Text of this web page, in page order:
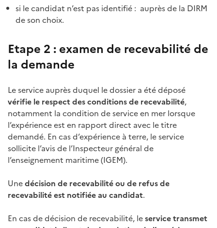
si le candidat n’est pas identifié : auprès de la DIRM
de son choix.
Etape 2 : examen de recevabilité de
la demande
Le service auprès duquel le dossier a été déposé
vérifie le respect des conditions de recevabilité,
notamment la condition de service en mer lorsque
l’expérience est en rapport direct avec le titre
demandé. En cas d’expérience à terre, le service
sollicite l’avis de l’Inspecteur général de
l’enseignement maritime (IGEM).
Unedécision de recevabilité ou de refus de
recevabilité est notifiée au candidat.
En cas de décision de recevabilité, leservice transmet